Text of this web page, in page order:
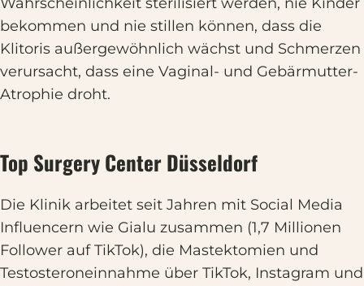
bekommen und nie stillen können, dass die
Klitoris außergewöhnlich wächst und Schmerzen
verursacht, dass eine Vaginal- und Gebärmutter-
Atrophie droht.
Top Surgery Center Düsseldorf
Die Klinik arbeitet seit Jahren mit Social Media
Influencern wie Gialu zusammen (1,7 Millionen
Follower auf TikTok), die Mastektomien und
Testosteroneinnahme über TikTok, Instagram und